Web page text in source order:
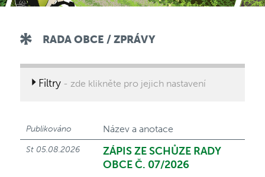
RADA OBCE / ZPRÁVY
Filtry- zde klikněte pro jejich nastavení
Publikováno Název a anotace
St 05.08.2026
ZÁPIS ZE SCHŮZE RADY
OBCE Č. 07/2026